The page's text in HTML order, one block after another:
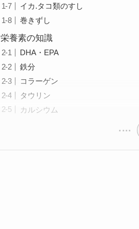
イカ.タコ類のすし
巻きずし
栄養素の知識
DHA・EPA
鉄分
コラーゲン
タウリン
カルシウム